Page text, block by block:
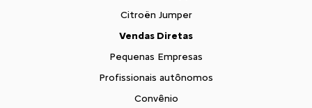
Citroën Jumper
Vendas Diretas
Pequenas Empresas
Profissionais autônomos
Convênio